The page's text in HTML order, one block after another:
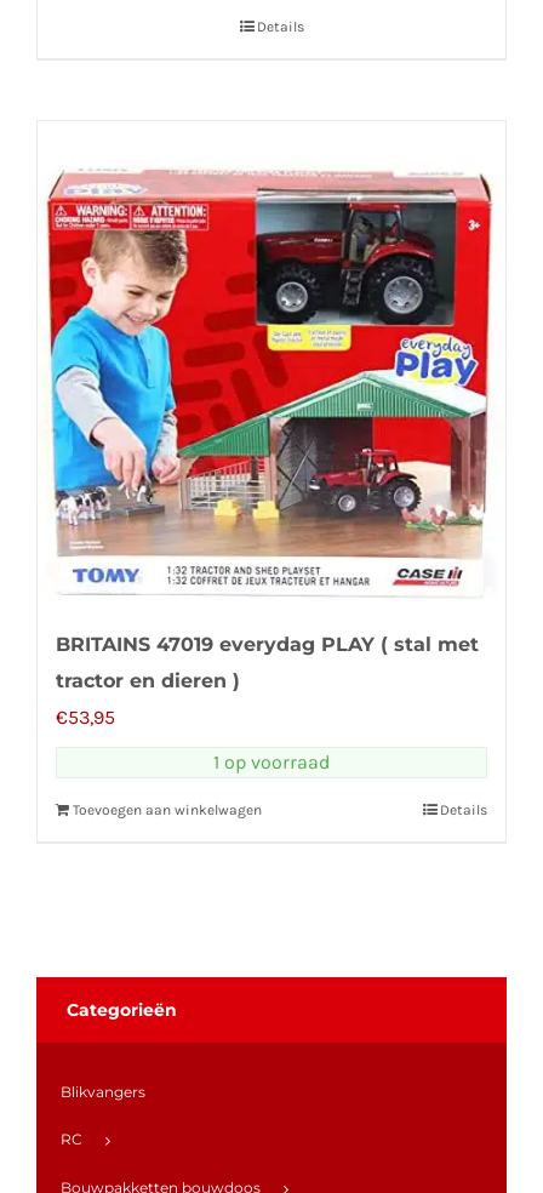
Details
BRITAINS 47019 everydag PLAY ( stal met
tractor en dieren )
€53,95
1 op voorraad
Toevoegen aan winkelwagen Details
Categorieën
Blikvangers
RC
Bouwpakketten bouwdoos